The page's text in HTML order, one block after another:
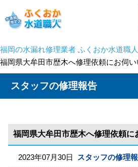
福岡の水漏れ修理業者 ふくおか水道職人
福岡県大牟田市歴木へ修理依頼にお伺い
スタッフの修理報告
福岡県大牟田市歴木へ修理依頼に
2023年07月30日 スタッフの修理